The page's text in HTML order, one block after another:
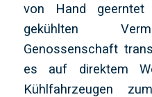
von Hand geerntet
gekühlten
Genossenschaft
es auf direktem
Kühlfahrzeugen